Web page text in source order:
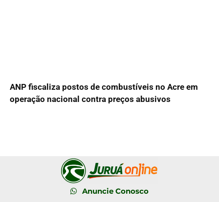
ANP fiscaliza postos de combustíveis no Acre em
operação nacional contra preços abusivos
Anuncie Conosco